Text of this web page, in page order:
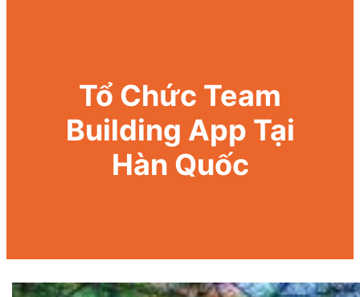
Tổ Chức Team
Building App Tại
Hàn Quốc